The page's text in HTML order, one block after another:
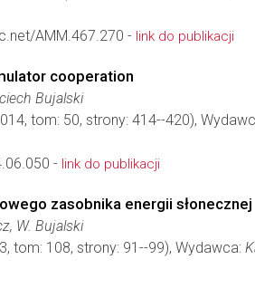
AMM.467.270 - link do publikacji
cooperation
Bujalski
tom: 50, strony: 414--420),
- link do publikacji
zasobnika energii słonecznej
W. Bujalski
tom: 108, strony: 91--99), Wydawca: